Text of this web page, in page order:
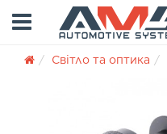
Світло та оптика